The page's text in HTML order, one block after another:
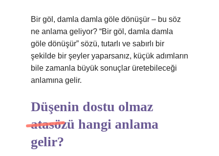
Bir göl, damla damla göle dönüşür – bu söz
ne anlama geliyor? “Bir göl, damla damla
göle dönüşür” sözü, tutarlı ve sabırlı bir
şekilde bir şeyler yaparsanız, küçük adımların
bile zamanla büyük sonuçlar üretebileceği
anlamına gelir.
Düşenin dostu olmaz
atasözü hangi anlama
gelir?